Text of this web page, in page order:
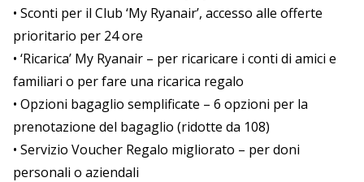
• Sconti per il Club ‘My Ryanair’, accesso alle offerte
prioritario per 24 ore
• ‘Ricarica’ My Ryanair – per ricaricare i conti di amici e
familiari o per fare una ricarica regalo
• Opzioni bagaglio semplificate – 6 opzioni per la
prenotazione del bagaglio (ridotte da 108)
• Servizio Voucher Regalo migliorato – per doni
personali o aziendali